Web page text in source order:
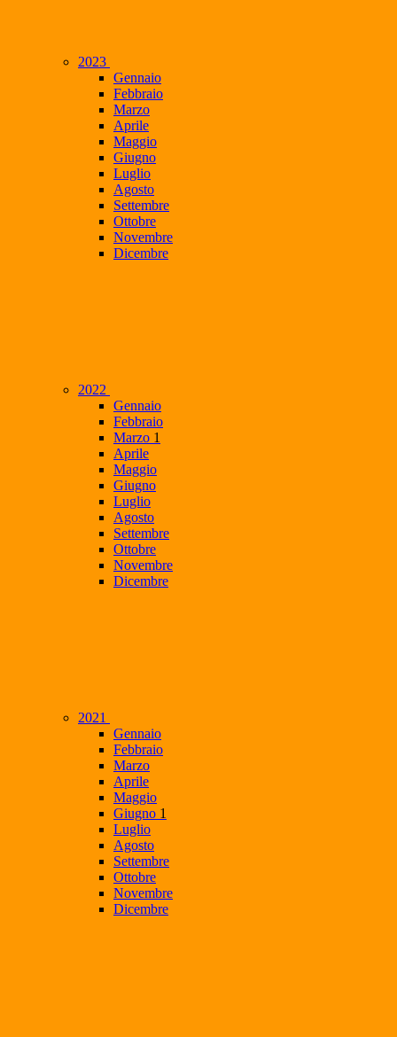
2023
Gennaio
Febbraio
Marzo
Aprile
Maggio
Giugno
Luglio
Agosto
Settembre
Ottobre
Novembre
Dicembre
2022
Gennaio
Febbraio
Marzo 1
Aprile
Maggio
Giugno
Luglio
Agosto
Settembre
Ottobre
Novembre
Dicembre
2021
Gennaio
Febbraio
Marzo
Aprile
Maggio
Giugno 1
Luglio
Agosto
Settembre
Ottobre
Novembre
Dicembre